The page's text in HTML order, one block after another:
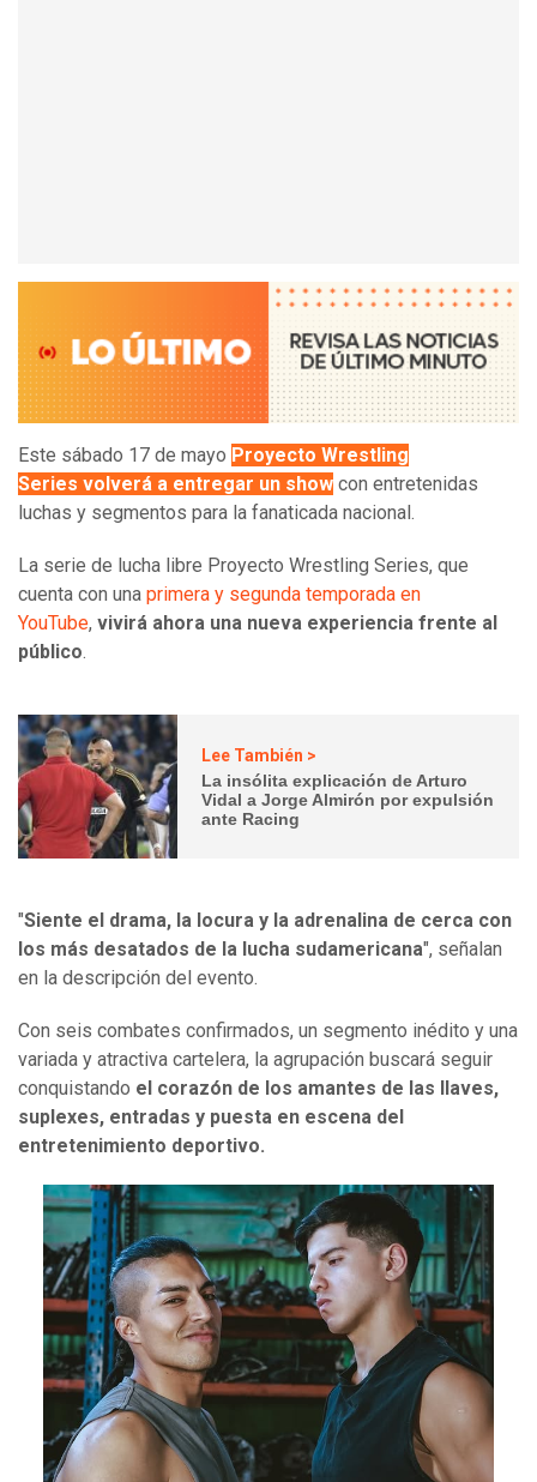
Este sábado 17 de mayo Proyecto Wrestling
Series volverá a entregar un show con entretenidas
luchas y segmentos para la fanaticada nacional.
La serie de lucha libre Proyecto Wrestling Series, que
cuenta con una primera y segunda temporada en
YouTube, vivirá ahora una nueva experiencia frente al
público.
Lee También >
La insólita explicación de Arturo
Vidal a Jorge Almirón por expulsión
ante Racing
"Siente el drama, la locura y la adrenalina de cerca con
los más desatados de la lucha sudamericana", señalan
en la descripción del evento.
Con seis combates confirmados, un segmento inédito y una
variada y atractiva cartelera, la agrupación buscará seguir
conquistando el corazón de los amantes de las llaves,
suplexes, entradas y puesta en escena del
entretenimiento deportivo.